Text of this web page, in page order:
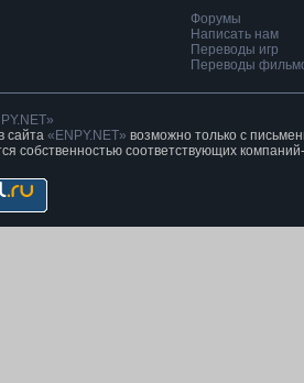
Форумы
Написать нам
Переводы игр
Переводы
сайта «ENPY.NET» возможно только с
собственностью соответствующих